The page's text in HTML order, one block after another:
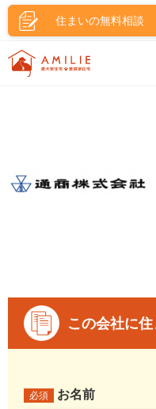
住まいの無料相談
この会社に
必須 お名前